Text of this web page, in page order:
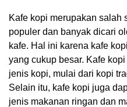
Kafe kopi merupakan salah
populer dan banyak dicari
kafe. Hal ini karena kafe
yang cukup besar. Kafe
jenis kopi, mulai dari kopi
Selain itu, kafe kopi juga
jenis makanan ringan dan